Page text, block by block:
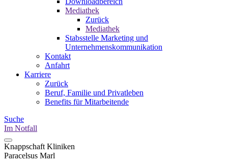
Mediathek
Zurück
Mediathek
Stabsstelle Marketing und
Unternehmenskommunikation
Kontakt
Anfahrt
Karriere
Zurück
Beruf, Familie und Privatleben
Benefits für Mitarbeitende
Suche
Im Notfall
Knappschaft Kliniken
Paracelsus Marl